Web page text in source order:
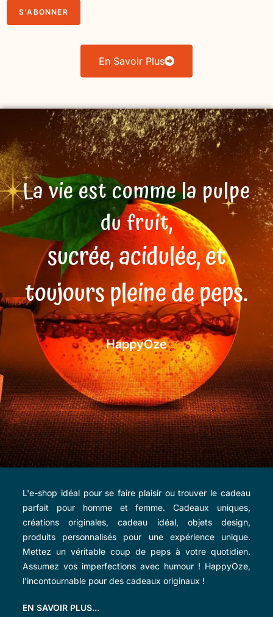
En Savoir Plus
La vie est comme la pulpe
du fruit,
sucrée, acidulée, et
toujours pleine de peps.
HappyOze
L'e-shop idéal pour se faire plaisir ou trouver le cadeau
parfait pour homme et femme. Cadeaux uniques,
créations originales, cadeau idéal, objets design,
produits personnalisés pour une expérience unique.
Mettez un véritable coup de peps à votre quotidien.
Assumez vos imperfections avec humour ! HappyOze,
l'incontournable pour des cadeaux originaux !
EN SAVOIR PLUS...